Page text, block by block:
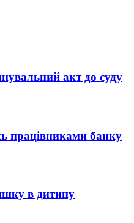
акт до суду
працівниками банку
в дитину